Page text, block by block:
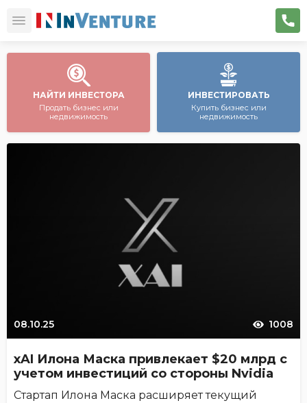
НАЙТИ ИНВЕСТОРА
Продать бизнес или
недвижимость
ИНВЕСТИРОВАТЬ
Купить бизнес или
недвижимость
08.10.25 1008
xAI Илона Маска привлекает $20 млрд с
учетом инвестиций со стороны Nvidia
Стартап Илона Маска расширяет текущий